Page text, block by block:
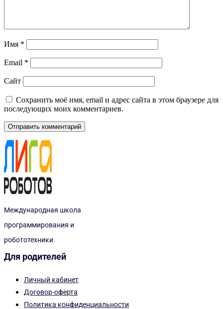
Имя *
Email *
Сайт
Сохранить моё имя, email и адрес сайта в этом браузере для
последующих моих комментариев.
Международная школа
программирования и
робототехники
Для родителей
Личный кабинет
Договор-оферта
Политика конфиденциальности